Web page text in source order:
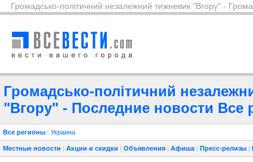
Громадсько-політичний незалежний тижневик "Вгору" -
Громадсько-політичний
"Вгору" - Последние новости Все
Все регионы | Украина
Местные новости | Акции и скидки | Объявления | Афиша | Пресс-релизы |